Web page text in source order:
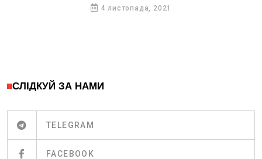
4 листопада, 2021
СЛІДКУЙ ЗА НАМИ
TELEGRAM
FACEBOOK